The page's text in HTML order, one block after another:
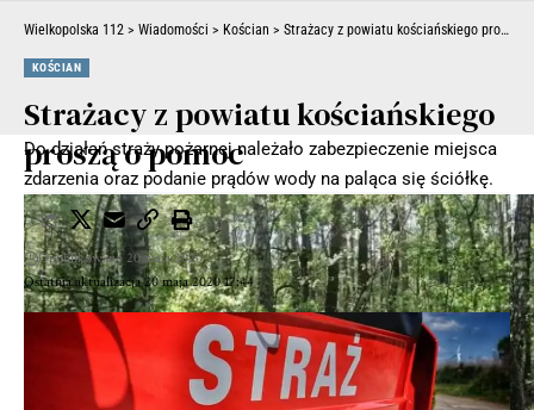
Do działań straży pożarnej należało zabezpieczenie miejsca
zdarzenia oraz podanie prądów wody na paląca się ściółkę.
Wielkopolska 112 > Wiadomości > Kościan > Strażacy z powiatu kościańskiego proszą o pomoc
KOŚCIAN
Strażacy z powiatu kościańskiego
proszą o pomoc
Ostatnia aktualizacja 20 maja 2020 17:44
Opublikowano 20 maja 2020